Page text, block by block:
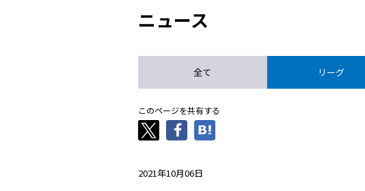
ニュース
全て リーグ
このページを共有する
2021年10月06日